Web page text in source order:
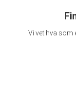
Vi vet hva som